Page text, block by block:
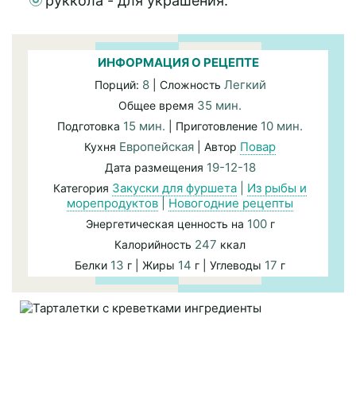
ИНФОРМАЦИЯ О РЕЦЕПТЕ
Порций: 8| Сложность Легкий
Общее время 35 мин.
Подготовка 15 мин. | Приготовление 10 мин.
Кухня Европейская | Автор Повар
Дата размещения 19-12-18
Категория Закуски для фуршета
Из рыбы и
морепродуктов
Новогодние рецепты
Энергетическая ценность на 100г
Калорийность 247 ккал
Белки 13 г | Жиры 14 г | Углеводы 17 г